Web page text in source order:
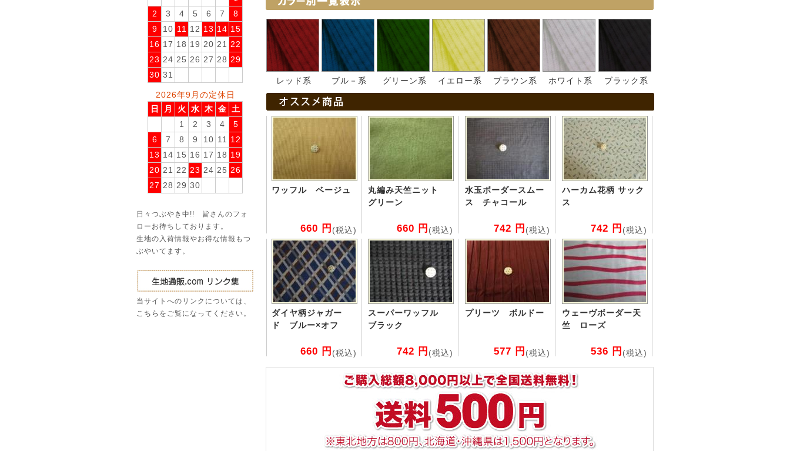
2
3 4 5 6 7
8
9
10 11 12 13 14 15
16 17 18 19 20 21 22
23 24 25 26 27 28 29
30 31
2026年9月の定休日
日
月 火 水 木 金 土
1
2 3 4
5
6
7 8 9 10 11 12
13 14 15 16 17 18 19
20 21 22 23 24 25 26
27 28 29 30
日々つぶやき中!! 皆さんのフォ
ローお待ちしております。
生地の入荷情報やお得な情報もつ
ぶやいてます。
当サイトへのリンクについては、
こちら をご覧になってください。
レッド系 ブル－系 グリーン系 イエロー系 ブラウン系 ホワイト系 ブラック系
ワッフル ベージュ
660 円 (税込)
丸編み天竺ニット
グリーン
660 円 (税込)
水玉ボーダースムー
ス チャコール
742 円 (税込)
ハーカム花柄 サック
ス
742 円 (税込)
ダイヤ柄ジャガー
ド ブルー×オフ
660 円 (税込)
スーパーワッフル
ブラック
742 円 (税込)
プリーツ ボルドー
577 円 (税込)
ウェーヴボーダー天
竺 ローズ
536 円 (税込)